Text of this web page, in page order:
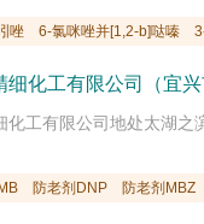
唑 6-氯咪唑并[1,2-b]哒嗪
细化工有限公司（宜
防老剂DNP 防老剂MBZ